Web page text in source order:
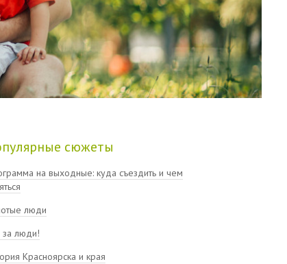
сюжеты
на выходные: куда съездить и чем
люди
за люди!
Красноярска и края